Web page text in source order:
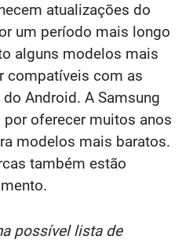
atualizações do
um período mais longo
alguns modelos mais
compatíveis com as
Android. A Samsung
oferecer muitos anos
modelos mais baratos.
também estão
possível lista de